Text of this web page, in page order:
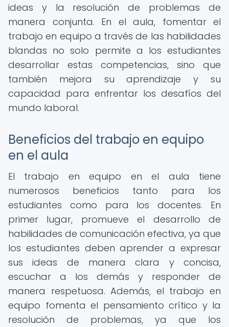
ideas y la resolución de problemas de
manera conjunta. En el aula, fomentar el
trabajo en equipo a través de las habilidades
blandas no solo permite a los estudiantes
desarrollar estas competencias, sino que
también mejora su aprendizaje y su
capacidad para enfrentar los desafíos del
mundo laboral.
Beneficios del trabajo en equipo
en el aula
El trabajo en equipo en el aula tiene
numerosos beneficios tanto para los
estudiantes como para los docentes. En
primer lugar, promueve el desarrollo de
habilidades de comunicación efectiva, ya que
los estudiantes deben aprender a expresar
sus ideas de manera clara y concisa,
escuchar a los demás y responder de
manera respetuosa. Además, el trabajo en
equipo fomenta el pensamiento crítico y la
resolución de problemas, ya que los